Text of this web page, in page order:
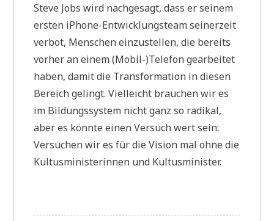
Steve Jobs wird nachgesagt, dass er seinem
ersten iPhone-Entwicklungsteam seinerzeit
verbot, Menschen einzustellen, die bereits
vorher an einem (Mobil-)Telefon gearbeitet
haben, damit die Transformation in diesen
Bereich gelingt. Vielleicht brauchen wir es
im Bildungssystem nicht ganz so radikal,
aber es könnte einen Versuch wert sein:
Versuchen wir es für die Vision mal ohne die
Kultusministerinnen und Kultusminister.